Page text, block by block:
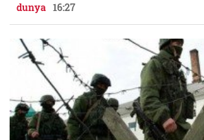
dunya 16:27